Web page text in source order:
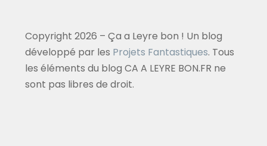
Copyright 2026 – Ça a Leyre bon ! Un blog
développé par les Projets Fantastiques. Tous
les éléments du blog CA A LEYRE BON.FR ne
sont pas libres de droit.